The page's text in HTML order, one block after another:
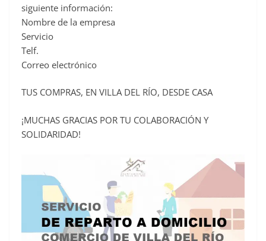
siguiente información:
Nombre de la empresa
Servicio
Telf.
Correo electrónico
TUS COMPRAS, EN VILLA DEL RÍO, DESDE CASA
¡MUCHAS GRACIAS POR TU COLABORACIÓN Y
SOLIDARIDAD!